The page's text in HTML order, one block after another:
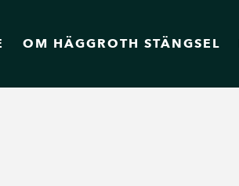
OM HÄGGROTH STÄNGSEL